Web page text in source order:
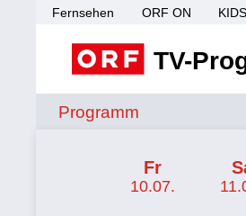
Fernsehen ORF ON KIDS
TV-
Programm
Fr
10.07.